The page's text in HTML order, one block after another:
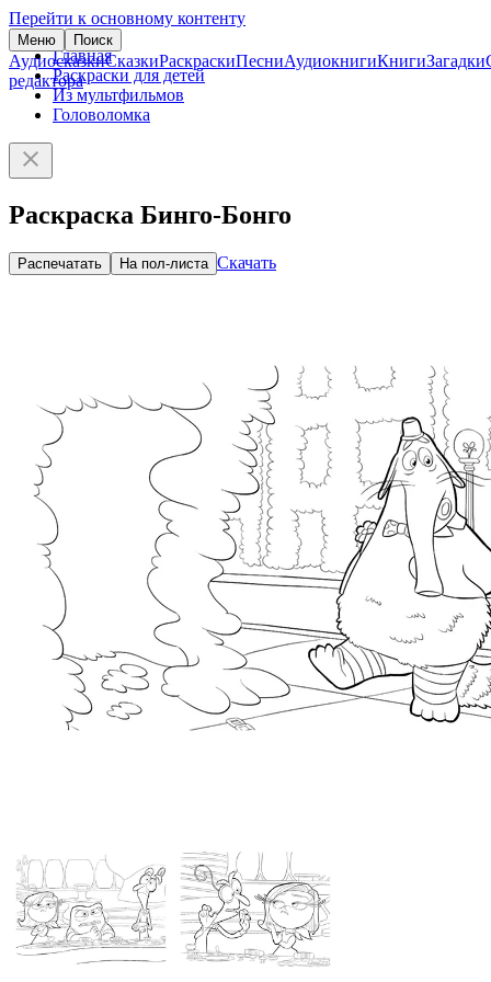
Перейти к основному контенту
Меню Поиск
АудиосказкиСказкиРаскраскиПесниАудиокнигиКнигиЗагадки
редактора
Главная
Раскраски для детей
Из мультфильмов
Головоломка
Раскраска Бинго-Бонго
Распечатать На пол-листа Скачать